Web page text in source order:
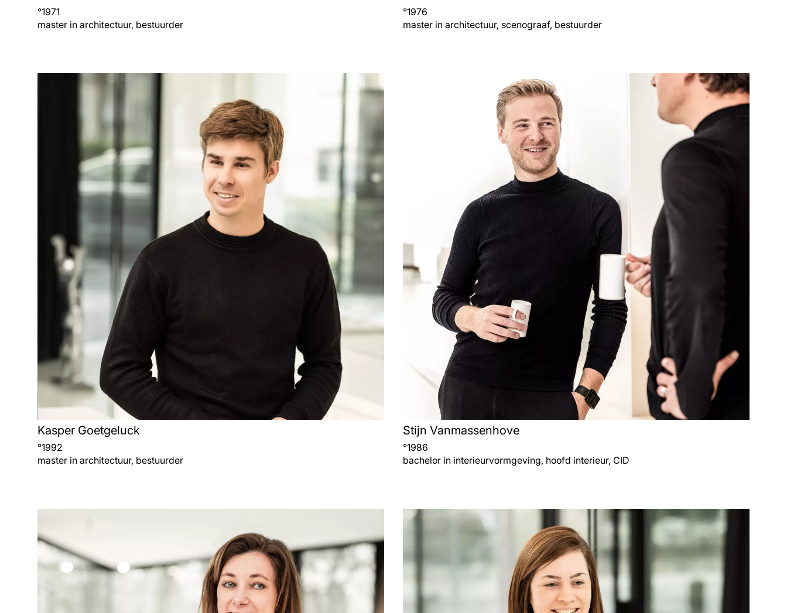
°1971
master in architectuur, bestuurder
°1976
master in architectuur, scenograaf, bestuurder
Kasper Goetgeluck
°1992
master in architectuur, bestuurder
Stijn Vanmassenhove
°1986
bachelor in interieurvormgeving, hoofd interieur, CID